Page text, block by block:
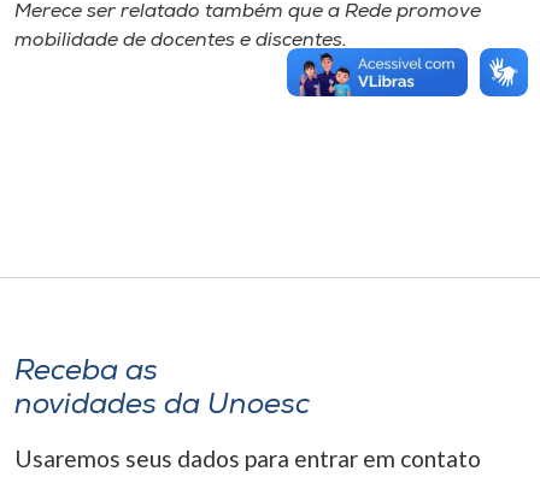
Merece ser relatado também que a Rede promove
mobilidade de docentes e discentes.
Receba as
novidades da Unoesc
Usaremos seus dados para entrar em contato